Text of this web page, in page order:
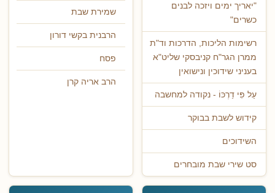
"יאריך ימים ויזכה לבנים
כשרים"
רשימות הליכות, הדרכות וד"ת
ממרן הגר"ח קניבסקי שליט"א
בעניני שידוכין ונישואין
עַל פִּי דַרְכּוֹ - נקודה למחשבה
קידוש לשבת בבוקר
השידוכים
סט שירי שבת מובחרים
שמירת שבת
הרבנית בקשי דורון
פסח
הרב אריה קרן